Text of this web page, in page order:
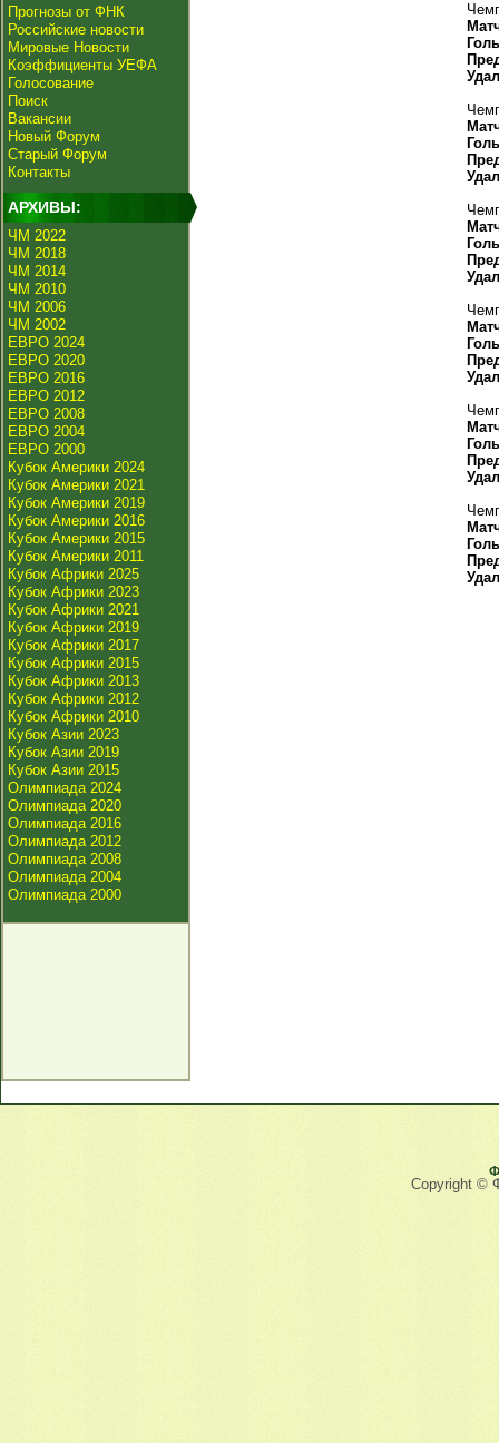
Прогнозы от ФНК
Российские новости
Мировые Новости
Коэффициенты УЕФА
Голосование
Поиск
Вакансии
Новый Форум
Старый Форум
Контакты
АРХИВЫ:
ЧМ 2022
ЧМ 2018
ЧМ 2014
ЧМ 2010
ЧМ 2006
ЧМ 2002
ЕВРО 2024
ЕВРО 2020
ЕВРО 2016
ЕВРО 2012
ЕВРО 2008
ЕВРО 2004
ЕВРО 2000
Кубок Америки 2024
Кубок Америки 2021
Кубок Америки 2019
Кубок Америки 2016
Кубок Америки 2015
Кубок Америки 2011
Кубок Африки 2025
Кубок Африки 2023
Кубок Африки 2021
Кубок Африки 2019
Кубок Африки 2017
Кубок Африки 2015
Кубок Африки 2013
Кубок Африки 2012
Кубок Африки 2010
Кубок Азии 2023
Кубок Азии 2019
Кубок Азии 2015
Олимпиада 2024
Олимпиада 2020
Олимпиада 2016
Олимпиада 2012
Олимпиада 2008
Олимпиада 2004
Олимпиада 2000
Copyright ©